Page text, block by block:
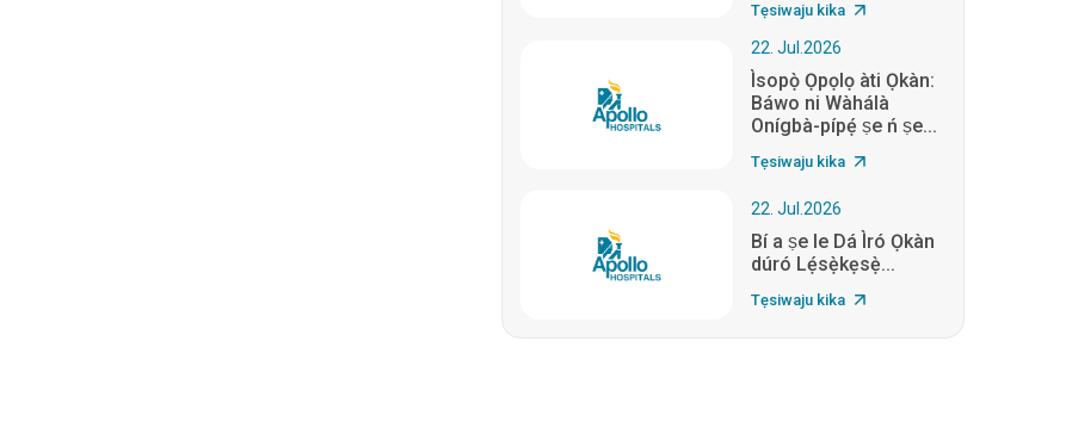
Tẹsiwaju kika
22. Jul.2026
Ìsopọ̀ Ọpọlọ àti Ọkàn:
Báwo ni Wàhálà
Onígbà-pípẹ́ ṣe ń ṣe...
Tẹsiwaju kika
22. Jul.2026
Bí a ṣe le Dá Ìró Ọkàn
dúró Lẹ́sẹ̀kẹsẹ̀...
Tẹsiwaju kika